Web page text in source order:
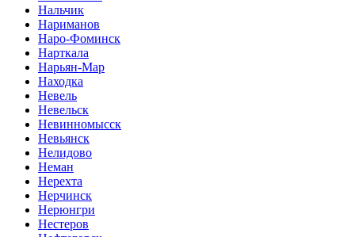
Нальчик
Нариманов
Наро-Фоминск
Нарткала
Нарьян-Мар
Находка
Невель
Невельск
Невинномысск
Невьянск
Нелидово
Неман
Нерехта
Нерчинск
Нерюнгри
Нестеров